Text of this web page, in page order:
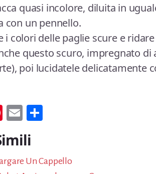
quasi incolore, diluita in
con un pennello.
i colori delle paglie scure e
questo scuro, impregnato di
poi lucidatele delicatamente
Pi
er
es
ail
vi
Un Cappello